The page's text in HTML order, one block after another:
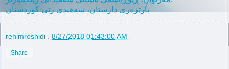
پارێزه‌ری دارستان، شه‌هیدی رێی كوردستان
rehimreshidi 8/27/2018 01:43:00 AM
Share